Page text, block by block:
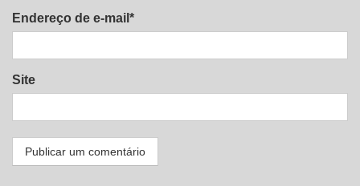
Endereço de e-mail*
Site